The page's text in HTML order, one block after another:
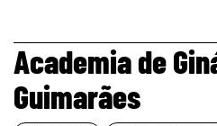
page
Academia de
Guimarães